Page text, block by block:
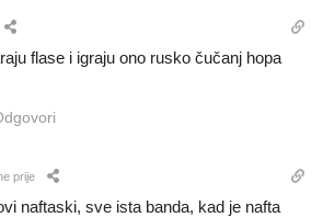
flase i igraju ono rusko čučanj hopa
prije
naftaski, sve ista banda, kad je nafta